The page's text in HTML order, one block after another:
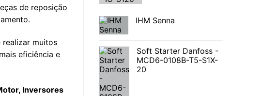
de reposição
muitos
eficiência e
Inversores
IHM Senna
Soft Starter Danfoss -
MCD6-0108B-T5-S1X-
20